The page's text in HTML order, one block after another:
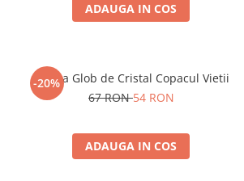
ADAUGA IN COS
-20%
Lampa Glob de Cristal Copacul Vietii
67 RON54 RON
ADAUGA IN COS